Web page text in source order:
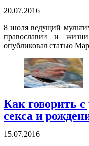
20.07.2016
8 июля ведущий
православии и
опубликовал статью
Как говорить
секса и
15.07.2016